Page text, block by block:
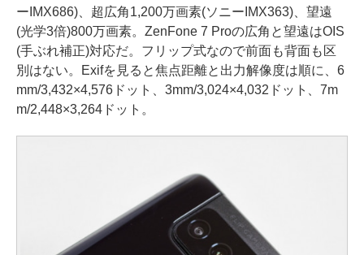
ーIMX686)、超広角1,200万画素(ソニーIMX363)、望遠
(光学3倍)800万画素。ZenFone 7 Proの広角と望遠はOIS
(手ぶれ補正)対応だ。フリップ式なので前面も背面も区
別はない。Exifを見ると焦点距離と出力解像度は順に、6
mm/3,432×4,576ドット、3mm/3,024×4,032ドット、7m
m/2,448×3,264ドット。